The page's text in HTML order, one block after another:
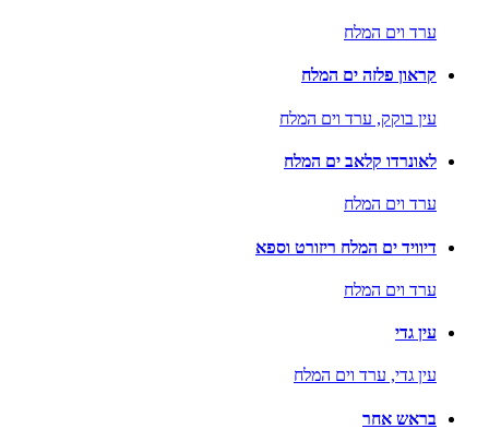
ערד וים המלח
קראון פלזה ים המלח
עין בוקק, ערד וים המלח
לאונרדו קלאב ים המלח
ערד וים המלח
דיוויד ים המלח ריזורט וספא
ערד וים המלח
עין גדי
עין גדי, ערד וים המלח
בראש אחר